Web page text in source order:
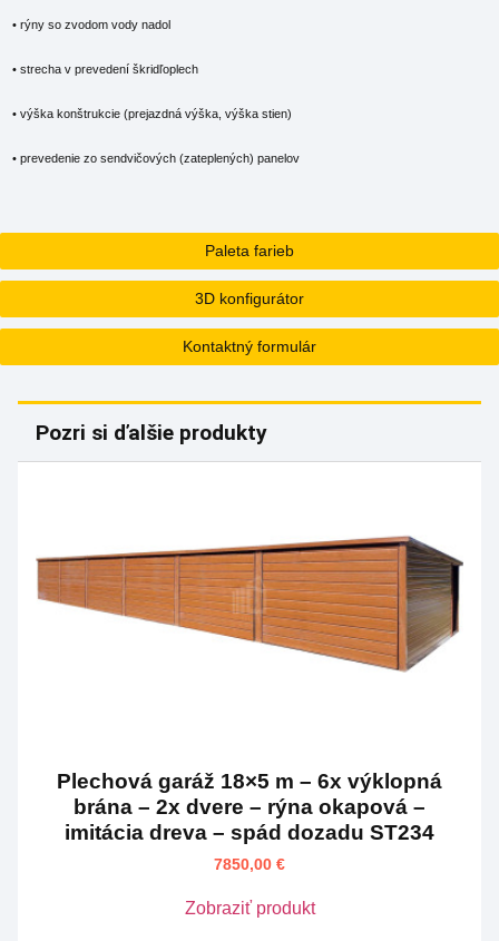
Paleta farieb
3D konfigurátor
Kontaktný formulár
• rýny so zvodom vody nadol
• strecha v prevedení škridľoplech
• výška konštrukcie (prejazdná výška, výška stien)
• prevedenie zo sendvičových (zateplených) panelov
Pozri si ďalšie produkty
Plechová garáž 18×5 m – 6x výklopná
brána – 2x dvere – rýna okapová –
imitácia dreva – spád dozadu ST234
7850,00 €
Zobraziť produkt